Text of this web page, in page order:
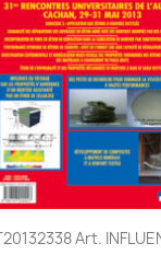
Aperçu
Art.